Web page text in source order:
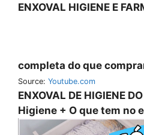
ENXOVAL HIGIENE E
completa do que
Source: Youtube.com
ENXOVAL DE HIGIENE
Higiene + O que tem no